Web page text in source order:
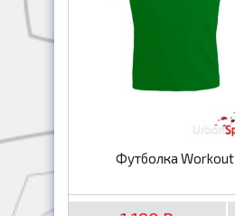
Футболка Workout